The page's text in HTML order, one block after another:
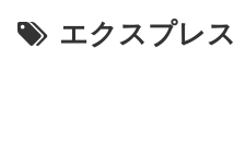
エクスプレス